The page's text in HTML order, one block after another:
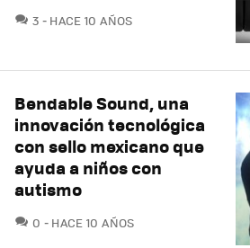
3 COMENTARIOS
HACE 10 AÑOS
Bendable Sound, una
innovación tecnológica
con sello mexicano que
ayuda a niños con
autismo
0 COMENTARIOS
HACE 10 AÑOS